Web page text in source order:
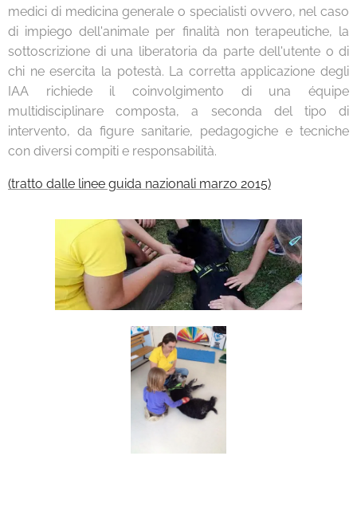
medici di medicina generale o specialisti ovvero, nel caso
di impiego dell'animale per finalità non terapeutiche, la
sottoscrizione di una liberatoria da parte dell'utente o di
chi ne esercita la potestà. La corretta applicazione degli
IAA richiede il coinvolgimento di una équipe
multidisciplinare composta, a seconda del tipo di
intervento, da figure sanitarie, pedagogiche e tecniche
con diversi compiti e responsabilità.
(tratto dalle linee guida nazionali marzo 2015)